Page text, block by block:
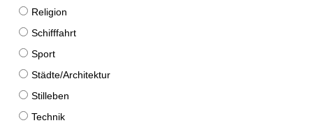
Religion
Schifffahrt
Sport
Städte/Architektur
Stilleben
Technik